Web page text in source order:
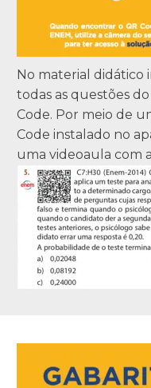
No material didático
todas as questões
Code. Por meio de
Code instalado no
uma videoaula com